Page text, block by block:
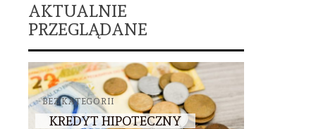
AKTUALNIE
PRZEGLĄDANE
BEZ KATEGORII
KREDYT HIPOTECZNY